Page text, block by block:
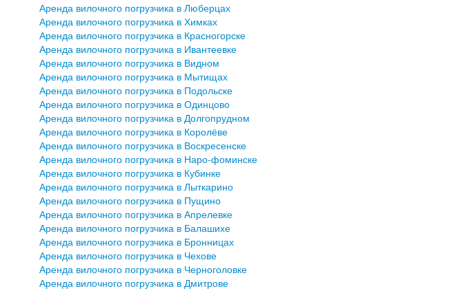
Аренда вилочного погрузчика в Люберцах
Аренда вилочного погрузчика в Химках
Аренда вилочного погрузчика в Красногорске
Аренда вилочного погрузчика в Ивантеевке
Аренда вилочного погрузчика в Видном
Аренда вилочного погрузчика в Мытищах
Аренда вилочного погрузчика в Подольске
Аренда вилочного погрузчика в Одинцово
Аренда вилочного погрузчика в Долгопрудном
Аренда вилочного погрузчика в Королёве
Аренда вилочного погрузчика в Воскресенске
Аренда вилочного погрузчика в Наро-фоминске
Аренда вилочного погрузчика в Кубинке
Аренда вилочного погрузчика в Лыткарино
Аренда вилочного погрузчика в Пущино
Аренда вилочного погрузчика в Апрелевке
Аренда вилочного погрузчика в Балашихе
Аренда вилочного погрузчика в Бронницах
Аренда вилочного погрузчика в Чехове
Аренда вилочного погрузчика в Черноголовке
Аренда вилочного погрузчика в Дмитрове